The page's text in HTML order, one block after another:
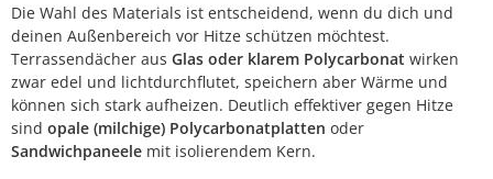
Die Wahl des Materials ist entscheidend, wenn du dich und
deinen Außenbereich vor Hitze schützen möchtest.
Terrassendächer aus Glas oder klarem Polycarbonat wirken
zwar edel und lichtdurchflutet, speichern aber Wärme und
können sich stark aufheizen. Deutlich effektiver gegen Hitze
sind opale (milchige) Polycarbonatplatten oder
Sandwichpaneele mit isolierendem Kern.